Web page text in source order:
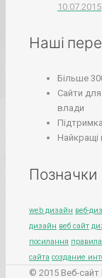
10.07.2015
Наші
Більше
Сайти
влади
Найкращі
Позначки
web дизайн веб-
дизайн веб сайт
посилання
сайта создание
© 2015 Веб-